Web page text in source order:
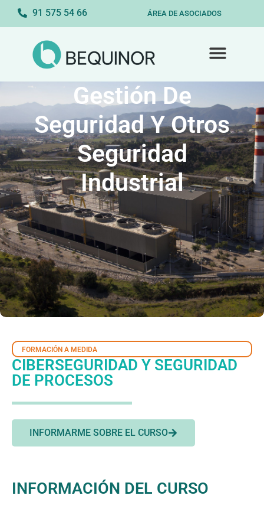
91 575 54 66 ÁREA DE ASOCIADOS
FORMACIÓN A MEDIDA
CIBERSEGURIDAD Y SEGURIDAD
DE PROCESOS
INFORMARME SOBRE EL CURSO
Gestión De
Seguridad Y Otros
Seguridad
Industrial
INFORMACIÓN DEL CURSO